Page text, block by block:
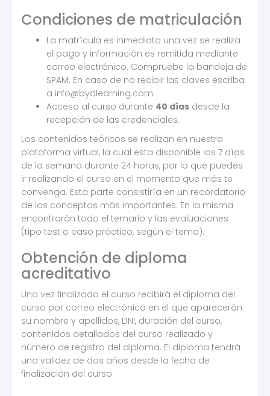
Condiciones de matriculación
La matrícula es inmediata una vez se realiza
el pago y información es remitida mediante
correo electrónico. Compruebe la bandeja de
SPAM. En caso de no recibir las claves escriba
a info@bydlearning.com.
Acceso al curso durante 40 días desde la
recepción de las credenciales.
Los contenidos teóricos se realizan en nuestra
plataforma virtual, la cual esta disponible los 7 días
de la semana durante 24 horas, por lo que puedes
ir realizando el curso en el momento que más te
convenga. Esta parte consistiría en un recordatorio
de los conceptos más importantes. En la misma
encontrarán todo el temario y las evaluaciones
(tipo test o caso práctico, según el tema).
Obtención de diploma
acreditativo
Una vez finalizado el curso recibirá el diploma del
curso por correo electrónico en el que aparecerán
su nombre y apellidos, DNI, duración del curso,
contenidos detallados del curso realizado y
número de registro del diploma. El diploma tendrá
una validez de dos años desde la fecha de
finalización del curso.